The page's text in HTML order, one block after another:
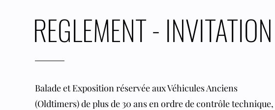
REGLEMENT - INVITATION
Balade et Exposition réservée aux Véhicules Anciens
(Oldtimers) de plus de 30 ans en ordre de contrôle technique,